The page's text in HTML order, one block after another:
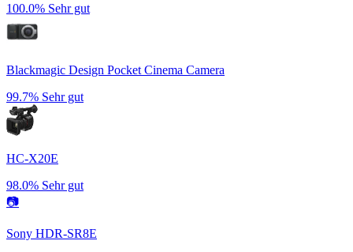
100.0% Sehr gut
Blackmagic Design Pocket Cinema Camera
99.7% Sehr gut
HC-X20E
98.0% Sehr gut
📷
Sony HDR-SR8E